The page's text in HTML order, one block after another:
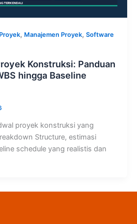
, Manajemen Proyek, Software
Konstruksi: Panduan
hingga Baseline
proyek konstruksi yang
Structure, estimasi
schedule yang realistis dan